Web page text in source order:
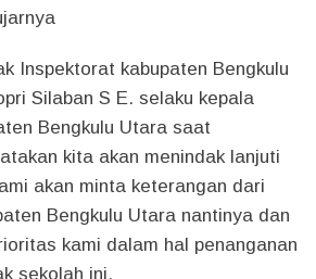
Inspektorat kabupaten Bengkulu
Silaban S E. selaku kepala
Bengkulu Utara saat
kita akan menindak lanjuti
akan minta keterangan dari
Bengkulu Utara nantinya dan
kami dalam hal penanganan
sekolah ini.